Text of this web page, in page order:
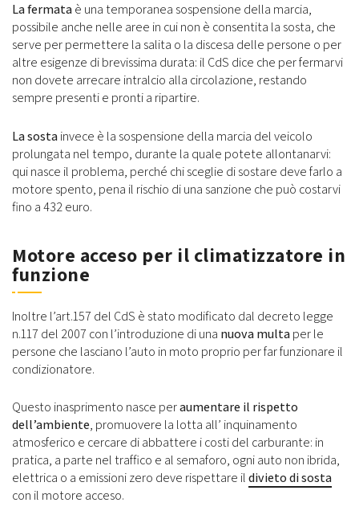
La fermataè una temporanea sospensione della marcia,
possibile anche nelle aree in cui non è consentita la sosta, che
serve per permettere la salita o la discesa delle persone o per
altre esigenze di brevissima durata: il CdS dice che per fermarvi
non dovete arrecare intralcio alla circolazione, restando
sempre presenti e pronti a ripartire.
La sostainvece è la sospensione della marcia del veicolo
prolungata nel tempo, durante la quale potete allontanarvi:
qui nasce il problema, perché chi sceglie di sostare deve farlo a
motore spento, pena il rischio di una sanzione che può costarvi
fino a 432 euro.
Motore acceso per il climatizzatore in
funzione
Inoltre l’art.157 del CdS è stato modificato dal decreto legge
n.117 del 2007 con l’introduzione di una nuova multaper le
persone che lasciano l’auto in moto proprio per far funzionare il
condizionatore.
Questo inasprimento nasce peraumentare il rispetto
dell’ambiente, promuovere la lotta all’ inquinamento
atmosferico e cercare di abbattere i costi del carburante: in
pratica, a parte nel traffico e al semaforo, ogni auto non ibrida,
elettrica o a emissioni zero deve rispettare ildivieto di sosta
con il motore acceso.